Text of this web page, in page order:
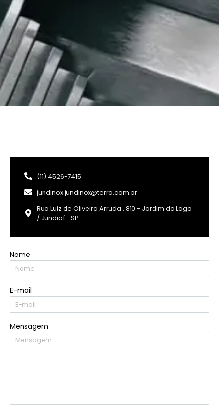
(11) 4526-7415
jundinox.jundinox@terra.com.br
Rua Luiz de Oliveira Arruda , 810 - Jardim do Lago
/ Jundiaí - SP
Nome
E-mail
Mensagem